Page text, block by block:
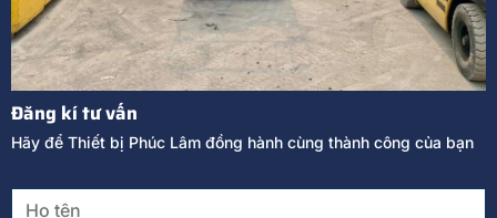
Đăng kí tư vấn
Hãy để Thiết bị Phúc Lâm đồng hành cùng thành công của bạn